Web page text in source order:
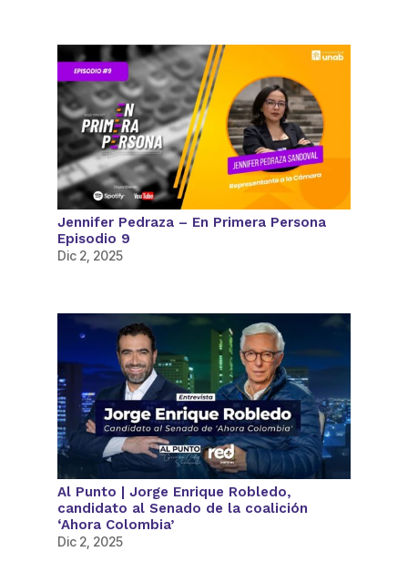
Jennifer Pedraza – En Primera Persona
Episodio 9
Dic 2, 2025
Al Punto | Jorge Enrique Robledo,
candidato al Senado de la coalición
‘Ahora Colombia’
Dic 2, 2025